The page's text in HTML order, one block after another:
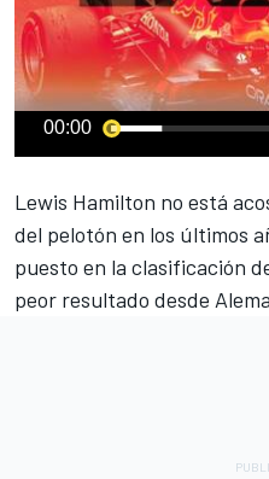
00:00
Lewis Hamilton no está
del pelotón en los últimos
puesto en la clasificación
peor resultado desde